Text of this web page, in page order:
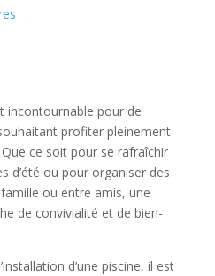
incontournable pour de
profiter pleinement
ce soit pour se rafraîchir
d’été ou pour organiser des
ou entre amis, une
de convivialité et de bien-
d’une piscine, il est